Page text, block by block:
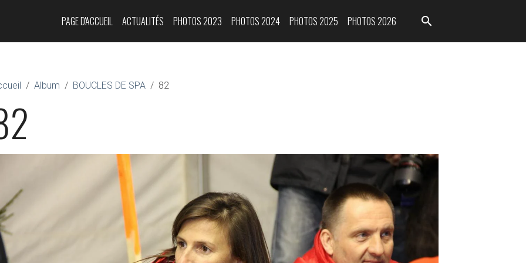
PAGE D'ACCUEIL ACTUALITÉS PHOTOS 2023 PHOTOS 2024 PHOTOS 2025 PHOTOS 2026
Album BOUCLES DE SPA 82